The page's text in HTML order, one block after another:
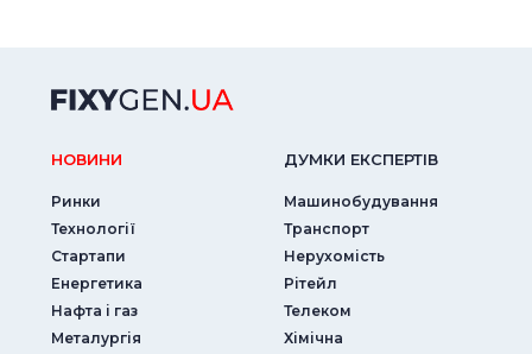
НОВИНИ
Ринки
Технології
Стартапи
Енергетика
Нафта і газ
Металургія
ДУМКИ ЕКСПЕРТIВ
Машинобудування
Транспорт
Нерухомість
Рітейл
Телеком
Хімічна